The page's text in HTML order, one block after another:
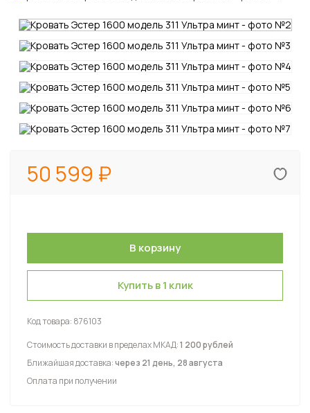
50 599
Купить в 1 клик
Код товара: 876103
Стоимость доставки в пределах МКАД:1 200 рублей
Ближайшая доставка:через 21 день, 28 августа
Оплата при получении